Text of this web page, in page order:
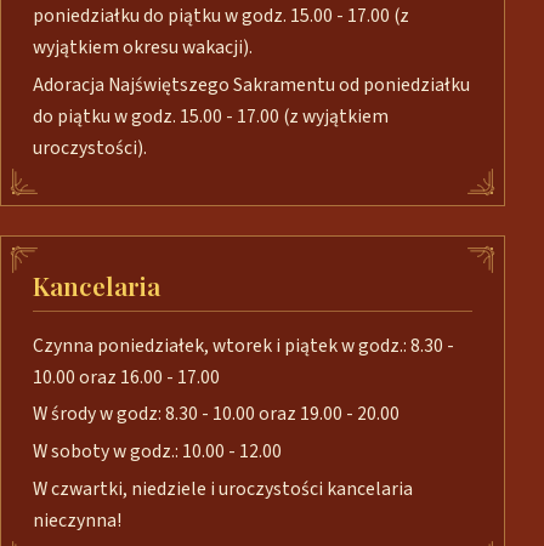
poniedziałku do piątku w godz. 15.00 - 17.00 (z
wyjątkiem okresu wakacji).
Adoracja Najświętszego Sakramentu od poniedziałku
do piątku w godz. 15.00 - 17.00 (z wyjątkiem
uroczystości).
Kancelaria
Czynna poniedziałek, wtorek i piątek w godz.: 8.30 -
10.00 oraz 16.00 - 17.00
W środy w godz: 8.30 - 10.00 oraz 19.00 - 20.00
W soboty w godz.: 10.00 - 12.00
W czwartki, niedziele i uroczystości kancelaria
nieczynna!